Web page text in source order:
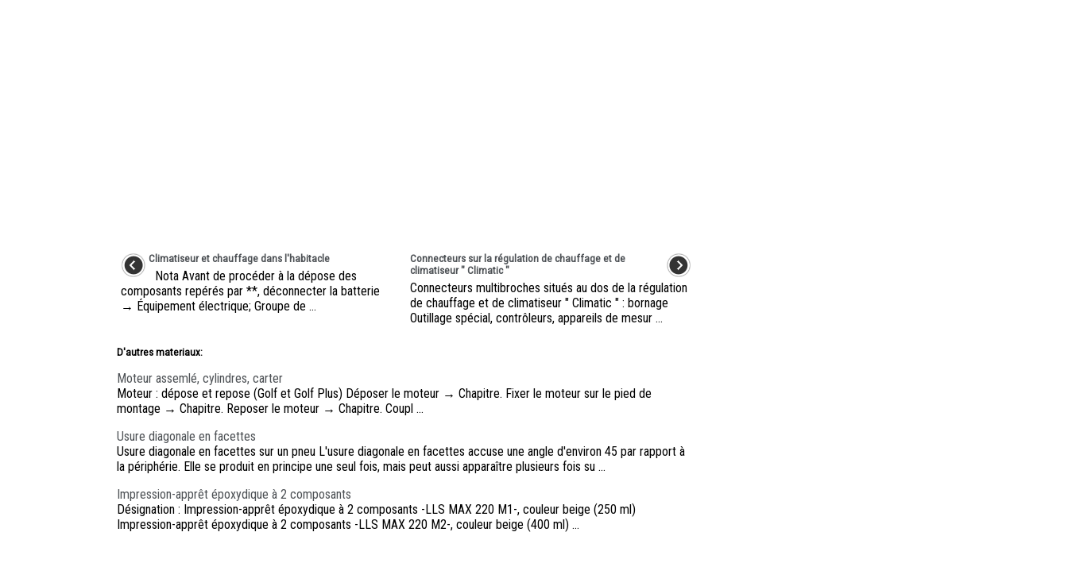
Climatiseur et chauffage dans l'habitacle
Nota Avant de procéder à la dépose des
composants repérés par **, déconnecter la batterie
→ Équipement électrique; Groupe de ...
Connecteurs sur la régulation de chauffage et de
climatiseur " Climatic "
Connecteurs multibroches situés au dos de la régulation
de chauffage et de climatiseur " Climatic " : bornage
Outillage spécial, contrôleurs, appareils de mesur ...
D'autres materiaux:
Moteur assemlé, cylindres, carter
Moteur : dépose et repose (Golf et Golf Plus) Déposer le moteur → Chapitre. Fixer le moteur sur le pied de
montage → Chapitre. Reposer le moteur → Chapitre. Coupl ...
Usure diagonale en facettes
Usure diagonale en facettes sur un pneu L'usure diagonale en facettes accuse une angle d'environ 45 par rapport à
la périphérie. Elle se produit en principe une seul fois, mais peut aussi apparaître plusieurs fois su ...
Impression-apprêt époxydique à 2 composants
Désignation : Impression-apprêt époxydique à 2 composants -LLS MAX 220 M1-, couleur beige (250 ml)
Impression-apprêt époxydique à 2 composants -LLS MAX 220 M2-, couleur beige (400 ml) ...